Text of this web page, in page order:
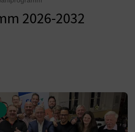
2026-2032